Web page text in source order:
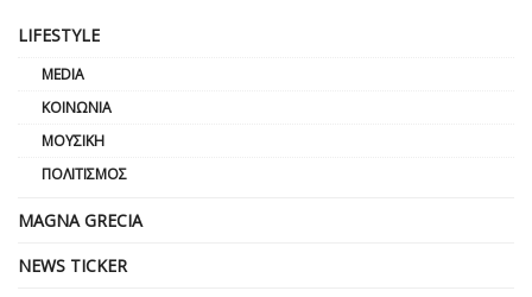
LIFESTYLE
MEDIA
ΚΟΙΝΩΝΊΑ
ΜΟΥΣΙΚΉ
ΠΟΛΙΤΙΣΜΌΣ
MAGNA GRECIA
NEWS TICKER